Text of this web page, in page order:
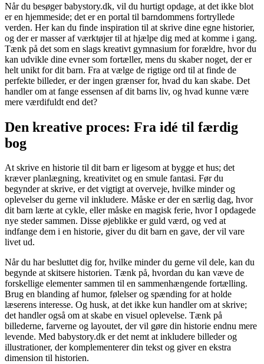
Når du besøger babystory.dk, vil du hurtigt opdage, at det ikke blot
er en hjemmeside; det er en portal til barndommens fortryllede
verden. Her kan du finde inspiration til at skrive dine egne historier,
og der er masser af værktøjer til at hjælpe dig med at komme i gang.
Tænk på det som en slags kreativt gymnasium for forældre, hvor du
kan udvikle dine evner som fortæller, mens du skaber noget, der er
helt unikt for dit barn. Fra at vælge de rigtige ord til at finde de
perfekte billeder, er der ingen grænser for, hvad du kan skabe. Det
handler om at fange essensen af dit barns liv, og hvad kunne være
mere værdifuldt end det?
Den kreative proces: Fra idé til færdig
bog
At skrive en historie til dit barn er ligesom at bygge et hus; det
kræver planlægning, kreativitet og en smule fantasi. Før du
begynder at skrive, er det vigtigt at overveje, hvilke minder og
oplevelser du gerne vil inkludere. Måske er der en særlig dag, hvor
dit barn lærte at cykle, eller måske en magisk ferie, hvor I opdagede
nye steder sammen. Disse øjeblikke er guld værd, og ved at
indfange dem i en historie, giver du dit barn en gave, der vil vare
livet ud.
Når du har besluttet dig for, hvilke minder du gerne vil dele, kan du
begynde at skitsere historien. Tænk på, hvordan du kan væve de
forskellige elementer sammen til en sammenhængende fortælling.
Brug en blanding af humor, følelser og spænding for at holde
læserens interesse. Og husk, at det ikke kun handler om at skrive;
det handler også om at skabe en visuel oplevelse. Tænk på
billederne, farverne og layoutet, der vil gøre din historie endnu mere
levende. Med babystory.dk er det nemt at inkludere billeder og
illustrationer, der komplementerer din tekst og giver en ekstra
dimension til historien.